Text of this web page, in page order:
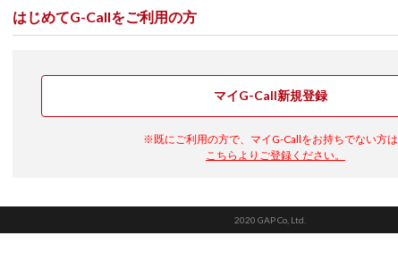
はじめてG-Callをご利用の方
マイG-Call新規登録
※既にご利用の方で、マイG-Callをお持ちでない方は
こちらよりご登録ください。
2020 GAP Co, Ltd.